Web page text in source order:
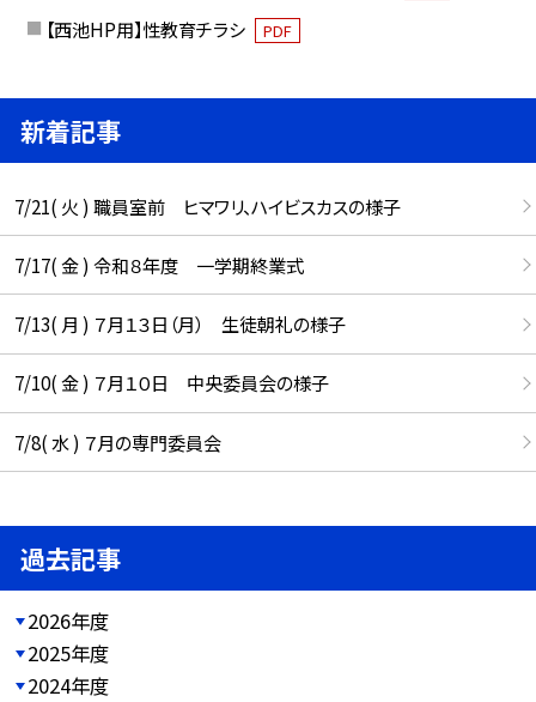
【西池HP用】性教育チラシ PDF
新着記事
7/21( 火 ) 職員室前 ヒマワリ、ハイビスカスの様子
7/17( 金 ) 令和８年度 一学期終業式
7/13( 月 ) ７月１３日（月） 生徒朝礼の様子
7/10( 金 ) ７月１０日 中央委員会の様子
7/8( 水 ) ７月の専門委員会
過去記事
2026年度
2025年度
2024年度